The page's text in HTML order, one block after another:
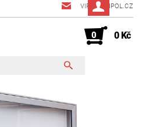
VIPOL@VIPOL.CZ
0 0 Kč